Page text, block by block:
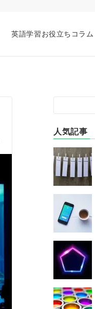
英語学習お役立ちコラム
人気記事